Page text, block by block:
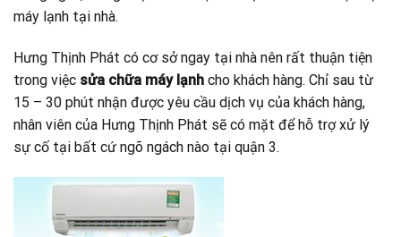
máy lạnh tại nhà.
Hưng Thịnh Phát có cơ sở ngay tại nhà nên rất thuận tiện
trong việc sửa chữa máy lạnh cho khách hàng. Chỉ sau từ
15 – 30 phút nhận được yêu cầu dịch vụ của khách hàng,
nhân viên của Hưng Thịnh Phát sẽ có mặt để hỗ trợ xử lý
sự cố tại bất cứ ngõ ngách nào tại quận 3.